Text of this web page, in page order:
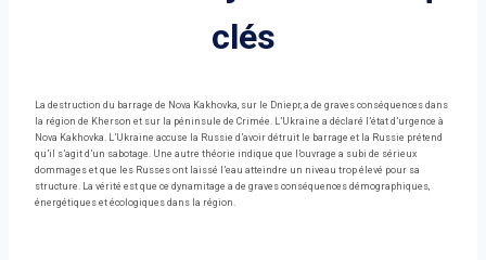
clés
La destruction du barrage de Nova Kakhovka, sur le Dniepr, a de graves conséquences dans
la région de Kherson et sur la péninsule de Crimée. L’Ukraine a déclaré l’état d’urgence à
Nova Kakhovka. L’Ukraine accuse la Russie d’avoir détruit le barrage et la Russie prétend
qu’il s’agit d’un sabotage. Une autre théorie indique que l’ouvrage a subi de sérieux
dommages et que les Russes ont laissé l’eau atteindre un niveau trop élevé pour sa
structure. La vérité est que ce dynamitage a de graves conséquences démographiques,
énergétiques et écologiques dans la région.